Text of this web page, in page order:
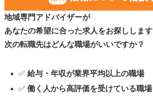
地域専門アドバイザーが
あなたの希望に合った求人をお探しします
次の転職先はどんな職場がいいですか？
✅給与・年収が業界平均以上の職場
✅働く人から高評価を受けている職場